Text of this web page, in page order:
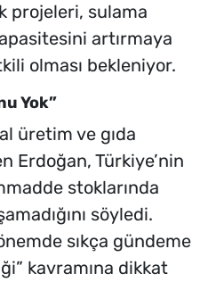
projeleri, sulama
artırmaya
olması bekleniyor.
Yok”
üretim ve gıda
Erdoğan, Türkiye’nin
stoklarında
söyledi.
sıkça gündeme
kavramına dikkat